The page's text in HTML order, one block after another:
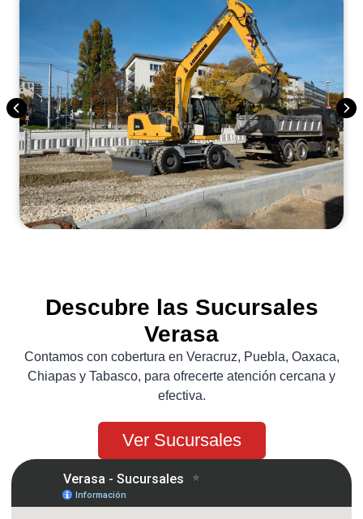
Descubre las Sucursales
Verasa
Contamos con cobertura en Veracruz, Puebla, Oaxaca,
Chiapas y Tabasco, para ofrecerte atención cercana y
efectiva.
Ver Sucursales